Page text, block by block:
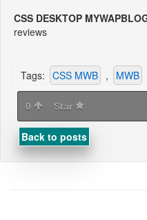
CSS DESKTOP
reviews
Tags: CSS MWB , MWB
0 Star
Back to posts